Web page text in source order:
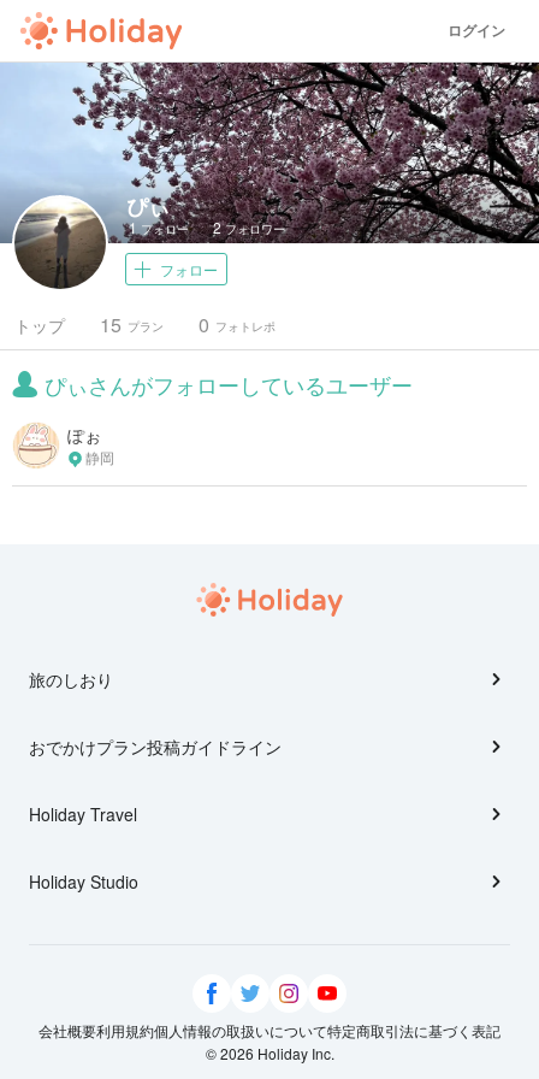
ログイン
ぴぃ
1 フォロー 2フォロワー
フォロー
トップ プラン
15 フォトレポ
0
ぴぃさんがフォローしているユーザー
ぽぉ
静岡
旅のしおり
おでかけプラン投稿ガイドライン
Holiday Travel
Holiday Studio
会社概要利用規約個人情報の取扱いについて特定商取引法に基づく表記
© 2026 Holiday Inc.